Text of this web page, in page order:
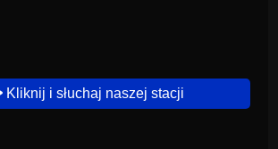
Kliknij i słuchaj naszej stacji